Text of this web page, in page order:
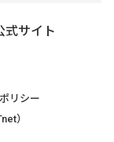
式サイト
リシー
）